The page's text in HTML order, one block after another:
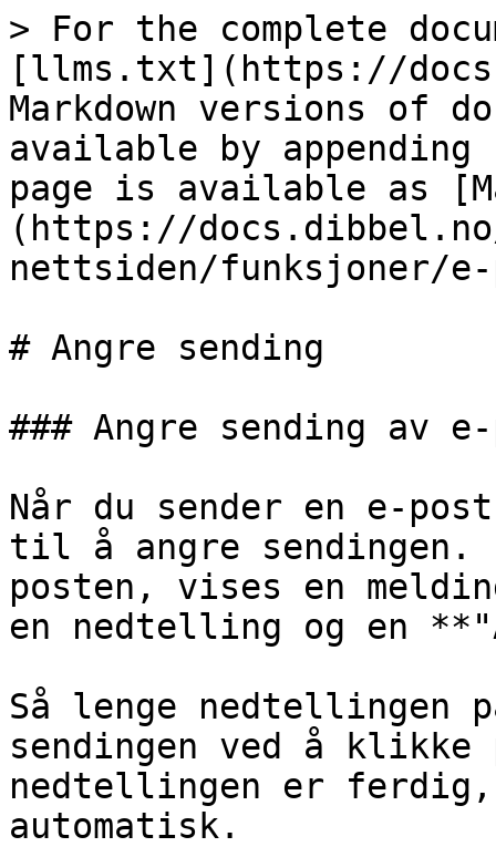
> For the complete
[llms.txt](https://
Markdown versions of
available by
page is available as
(https://
nettsiden/funksjoner/
# Angre sending
### Angre sending av
Når du sender en e-
til å angre
posten, vises en
en nedtelling og en
Så lenge nedtellingen
sendingen ved å
nedtellingen er ferdig,
automatisk.